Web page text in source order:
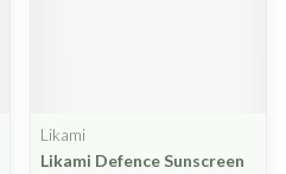
Likami
Likami Defence Sunscreen